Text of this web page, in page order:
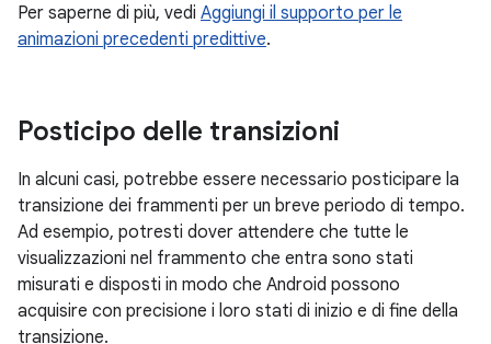
Per saperne di più, vedi Aggiungi il supporto per le
animazioni precedenti predittive.
Posticipo delle transizioni
In alcuni casi, potrebbe essere necessario posticipare la
transizione dei frammenti per un breve periodo di tempo.
Ad esempio, potresti dover attendere che tutte le
visualizzazioni nel frammento che entra sono stati
misurati e disposti in modo che Android possono
acquisire con precisione i loro stati di inizio e di fine della
transizione.